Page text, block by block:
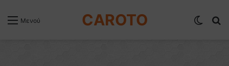
Μενού CAROTO